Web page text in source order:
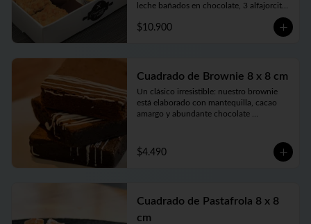
leche bañados en chocolate, 3 alfajorcitos
dulce de leche y 3 cuadraditos de crumble
$10.900
Cuadrado de Brownie 8 x 8 cm
Un clásico irresistible: nuestro brownie
está elaborado con mantequilla, cacao
amargo y abundante chocolate
y harina seleccionada logramos una
textura húmeda y suave, perfecta para los
$4.490
Cuadrado de Pastafrola 8 x 8
cm